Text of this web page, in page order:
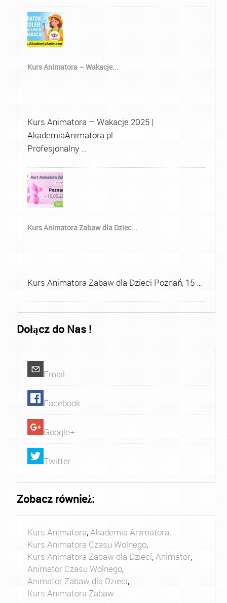
Kurs Animatora – Wakacje...
Kurs Animatora – Wakacje 2025 |
AkademiaAnimatora.pl
Profesjonalny …
Kurs Animatora Zabaw dla Dziec...
Kurs Animatora Zabaw dla Dzieci Poznań, 15 …
Dołącz do Nas !
Email
Facebook
Google+
Twitter
Zobacz również:
Kurs Animatora,Akademia Animatora,
Kurs Animatora Czasu Wolnego,
Kurs Animatora Zabaw dla Dzieci,Animator,
Animator Czasu Wolnego,
Animator Zabaw dla Dzieci,
Kurs Animatora Zabaw